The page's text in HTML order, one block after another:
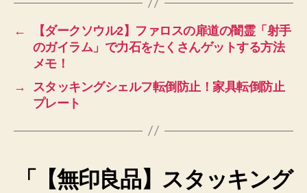
←
【ダークソウル2】ファロスの扉道の闇霊「射手
のガイラム」で力石をたくさんゲットする方法
メモ！
→
スタッキングシェルフ転倒防止！家具転倒防止
プレート
「【無印良品】スタッキング